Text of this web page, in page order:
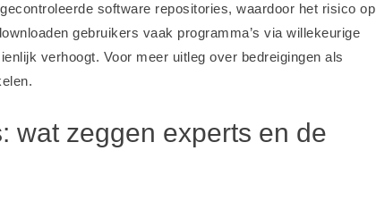
software repositories, waardoor het risico op
gebruikers vaak programma’s via willekeurige
verhoogt. Voor meer uitleg over bedreigingen als
wat zeggen experts en de